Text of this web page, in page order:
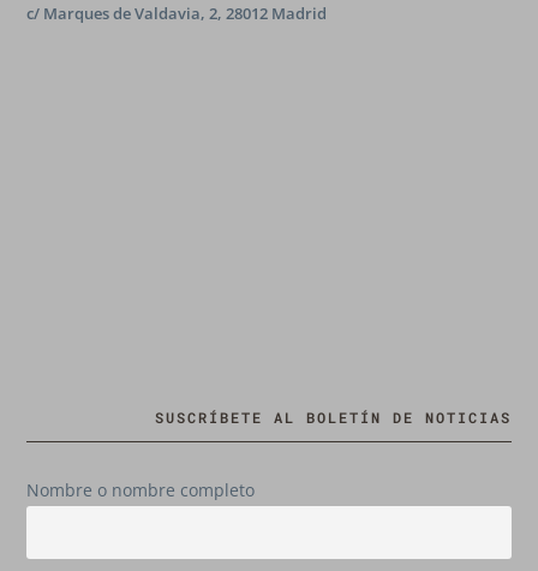
c/ Marques de Valdavia, 2, 28012 Madrid
SUSCRÍBETE AL BOLETÍN DE NOTICIAS
Nombre o nombre completo